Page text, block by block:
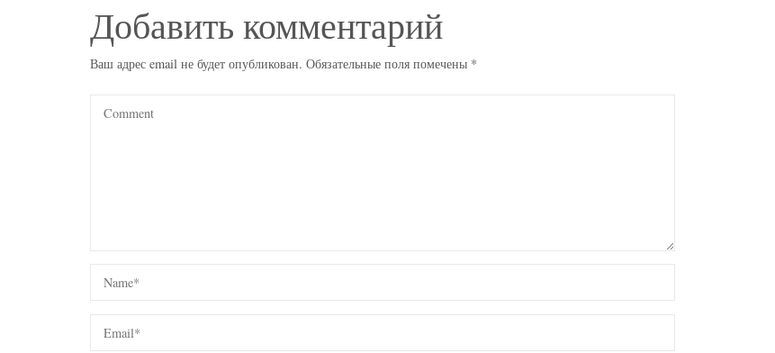
Добавить комментарий
Ваш адрес email не будет опубликован. Обязательные поля помечены *